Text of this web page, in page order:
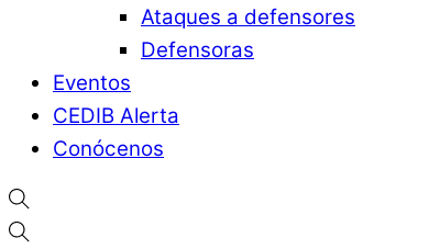
Ataques a defensores
Defensoras
Eventos
CEDIB Alerta
Conócenos